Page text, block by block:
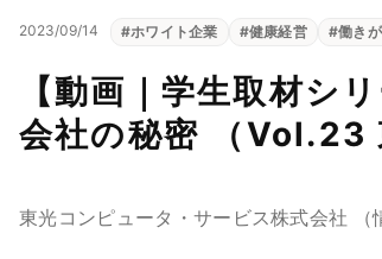
2023/09/14 #ホワイト企業 #健康経営 #働き
【動画｜学生取材シ
会社の秘密 （Vol.23
東光コンピュータ・サービス株式会社